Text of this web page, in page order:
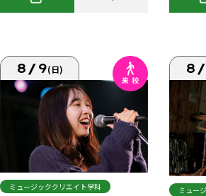
8/9(日)
ミュージッククリエイト学科 ミュー